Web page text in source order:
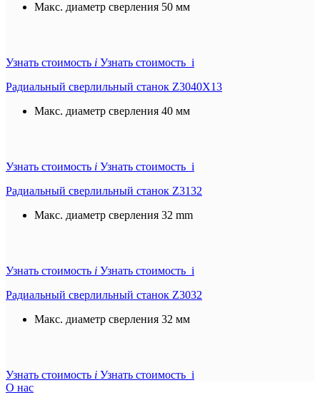
Макс. диаметр сверления 50 мм
Узнать стоимость i Узнать стоимость i
Радиальный сверлильный станок Z3040X13
Макс. диаметр сверления 40 мм
Узнать стоимость i Узнать стоимость i
Радиальный сверлильный станок Z3132
Макс. диаметр сверления 32 mm
Узнать стоимость i Узнать стоимость i
Радиальный сверлильный станок Z3032
Макс. диаметр сверления 32 мм
Узнать стоимость i Узнать стоимость i
О нас